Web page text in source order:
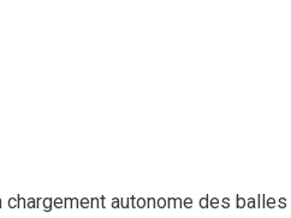
autonome des